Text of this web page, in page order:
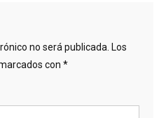
no será publicada. Los
con *